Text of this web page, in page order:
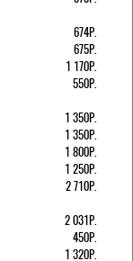
674Р.
675Р.
1 170Р.
550Р.
1 350Р.
1 350Р.
1 800Р.
1 250Р.
2 710Р.
2 031Р.
450Р.
1 320Р.